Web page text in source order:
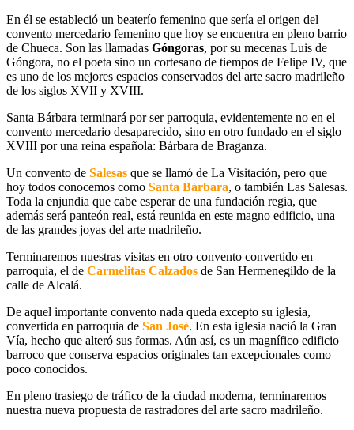
En él se estableció un beaterío femenino que sería el origen del
convento mercedario femenino que hoy se encuentra en pleno barrio
de Chueca. Son las llamadas Góngoras, por su mecenas Luis de
Góngora, no el poeta sino un cortesano de tiempos de Felipe IV, que
es uno de los mejores espacios conservados del arte sacro madrileño
de los siglos XVII y XVIII.
Santa Bárbara terminará por ser parroquia, evidentemente no en el
convento mercedario desaparecido, sino en otro fundado en el siglo
XVIII por una reina española: Bárbara de Braganza.
Un convento de Salesas que se llamó de La Visitación, pero que
hoy todos conocemos como Santa Bárbara, o también Las Salesas.
Toda la enjundia que cabe esperar de una fundación regia, que
además será panteón real, está reunida en este magno edificio, una
de las grandes joyas del arte madrileño.
Terminaremos nuestras visitas en otro convento convertido en
parroquia, el de Carmelitas Calzados de San Hermenegildo de la
calle de Alcalá.
De aquel importante convento nada queda excepto su iglesia,
convertida en parroquia de San José. En esta iglesia nació la Gran
Vía, hecho que alteró sus formas. Aún así, es un magnífico edificio
barroco que conserva espacios originales tan excepcionales como
poco conocidos.
En pleno trasiego de tráfico de la ciudad moderna, terminaremos
nuestra nueva propuesta de rastradores del arte sacro madrileño.